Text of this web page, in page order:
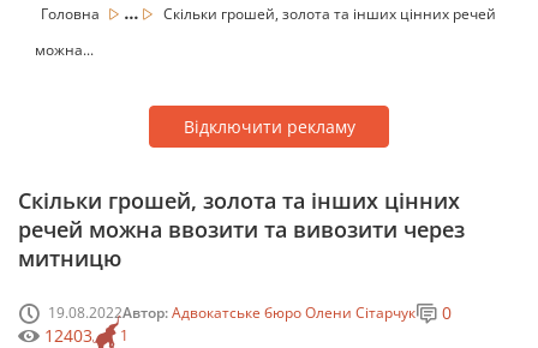
Головна ...
Скільки грошей, золота та інших цінних речей
можна...
Відключити рекламу
Скільки грошей, золота та інших цінних
речей можна ввозити та вивозити через
митницю
19.08.2022Автор:Адвокатське бюро Олени Сітарчук
1
0
12403